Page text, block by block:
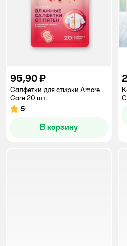
95,90 ₽
Салфетки для стирки Amore
Care 20 шт.
Рейтинг:
5
В корзину